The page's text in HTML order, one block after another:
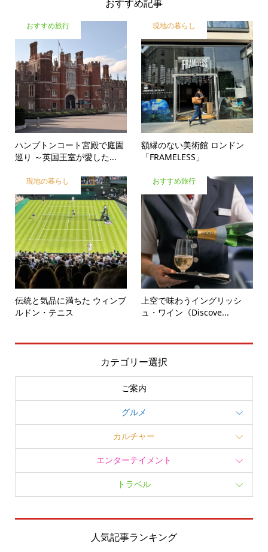
おすすめ記事
おすすめ旅行
ハンプトンコート宮殿で庭園
巡り ～英国王室が愛した...
現地の暮らし
額縁のない美術館 ロンドン
「FRAMELESS」
現地の暮らし
伝統と気品に満ちた ウィンブ
ルドン・テニス
おすすめ旅行
上空で味わうイングリッシ
ュ・ワイン《Discove...
カテゴリー選択
ご案内
グルメ
カルチャー
エンターテイメント
トラベル
人気記事ランキング